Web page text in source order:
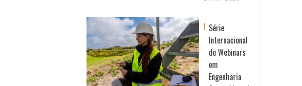
Série
Internacional
de Webinars
em
Engenharia